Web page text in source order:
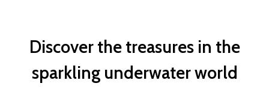
Discover the treasures in the
sparkling underwater world